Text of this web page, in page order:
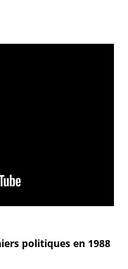
politiques en 1988